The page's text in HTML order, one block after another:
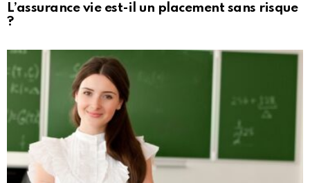
L’assurance vie est-il un placement sans risque
?